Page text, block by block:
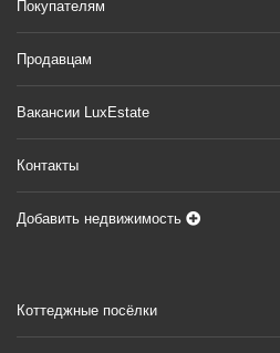
Покупателям
Продавцам
Вакансии LuxEstate
Контакты
Добавить недвижимость
Коттеджные посёлки